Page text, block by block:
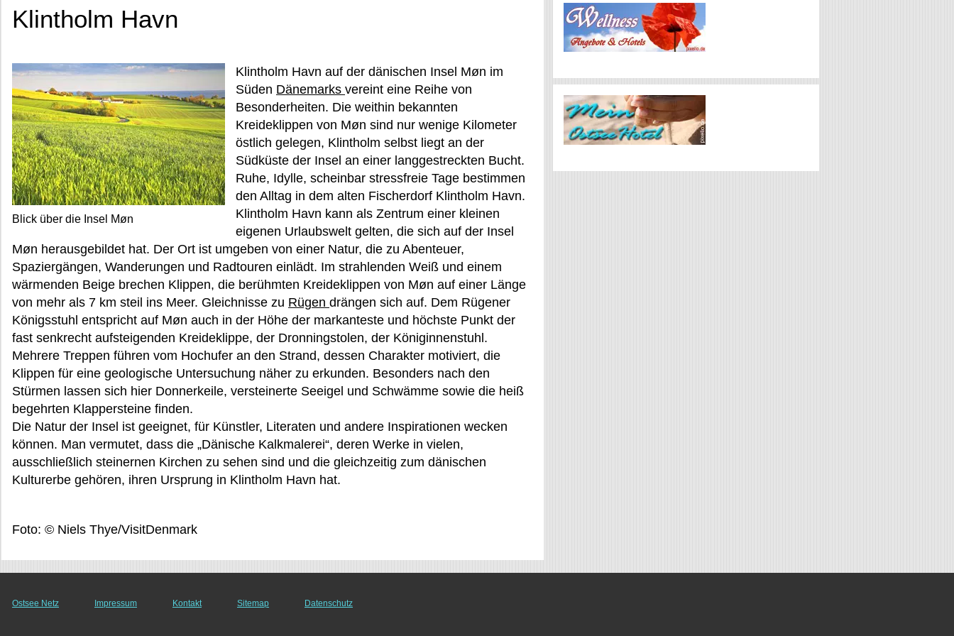
Klintholm Havn
Blick über die Insel Møn
Klintholm Havn auf der dänischen Insel Møn im
Süden Dänemarks vereint eine Reihe von
Besonderheiten. Die weithin bekannten
Kreideklippen von Møn sind nur wenige Kilometer
östlich gelegen, Klintholm selbst liegt an der
Südküste der Insel an einer langgestreckten Bucht.
Ruhe, Idylle, scheinbar stressfreie Tage bestimmen
den Alltag in dem alten Fischerdorf Klintholm Havn.
Klintholm Havn kann als Zentrum einer kleinen
eigenen Urlaubswelt gelten, die sich auf der Insel
Møn herausgebildet hat. Der Ort ist umgeben von einer Natur, die zu Abenteuer,
Spaziergängen, Wanderungen und Radtouren einlädt. Im strahlenden Weiß und einem
wärmenden Beige brechen Klippen, die berühmten Kreideklippen von Møn auf einer Länge
von mehr als 7 km steil ins Meer. Gleichnisse zu Rügen drängen sich auf. Dem Rügener
Königsstuhl entspricht auf Møn auch in der Höhe der markanteste und höchste Punkt der
fast senkrecht aufsteigenden Kreideklippe, der Dronningstolen, der Königinnenstuhl.
Mehrere Treppen führen vom Hochufer an den Strand, dessen Charakter motiviert, die
Klippen für eine geologische Untersuchung näher zu erkunden. Besonders nach den
Stürmen lassen sich hier Donnerkeile, versteinerte Seeigel und Schwämme sowie die heiß
begehrten Klappersteine finden.
Die Natur der Insel ist geeignet, für Künstler, Literaten und andere Inspirationen wecken
können. Man vermutet, dass die „Dänische Kalkmalerei“, deren Werke in vielen,
ausschließlich steinernen Kirchen zu sehen sind und die gleichzeitig zum dänischen
Kulturerbe gehören, ihren Ursprung in Klintholm Havn hat.
Foto: © Niels Thye/VisitDenmark
Ostsee Netz Impressum Kontakt Sitemap Datenschutz